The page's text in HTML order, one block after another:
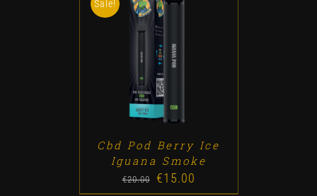
Sale!
ADD TO CART /
Cbd Pod Berry Ice
Iguana Smoke
€20.00
Original
€15.00